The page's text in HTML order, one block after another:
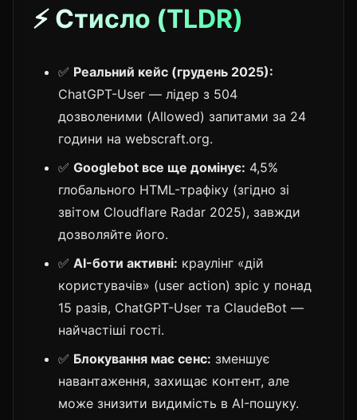
⚡ Стисло (TLDR)
✅ Реальний кейс (грудень 2025):
ChatGPT-User — лідер з 504
дозволеними (Allowed) запитами за 24
години на webscraft.org.
✅ Googlebot все ще домінує: 4,5%
глобального HTML-трафіку (згідно зі
звітом Cloudflare Radar 2025), завжди
дозволяйте його.
✅ AI-боти активні: краулінг «дій
користувачів» (user action) зріс у понад
15 разів, ChatGPT-User та ClaudeBot —
найчастіші гості.
✅ Блокування має сенс: зменшує
навантаження, захищає контент, але
може знизити видимість в AI-пошуку.